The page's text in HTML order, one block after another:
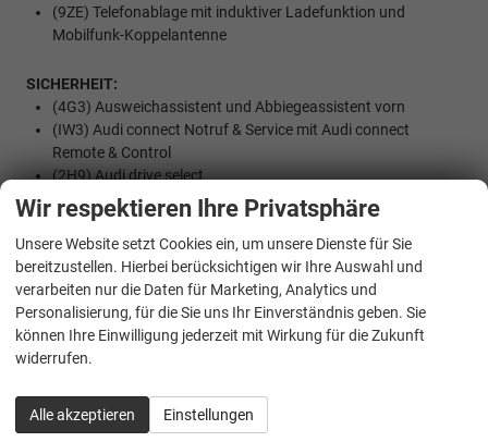
(9ZE) Telefonablage mit induktiver Ladefunktion und
Mobilfunk-Koppelantenne
SICHERHEIT:
(4G3) Ausweichassistent und Abbiegeassistent vorn
(IW3) Audi connect Notruf & Service mit Audi connect
Remote & Control
(2H9) Audi drive select
(4L6) Innenspiegel automatisch abblendend
(1X1) quattro
(7AA) Wegfahrsperre elektronisch
INNENAUSSTATTUNG UND KOMFORT:
(QQ2) Ambiente-Lichtpaket plus
(7P1) 4-Wege-Lendenwirbelstütze für die Vordersitze
(6XK) Außenspiegel elektrisch einstell-, beheizbar und
(4I7) Funkschlüssel ohne Safelock
(6E3) Komfortmittelarmlehne vorn
Wir respektieren Ihre Privatsphäre
Unsere Website setzt Cookies ein, um unsere Dienste für Sie
bereitzustellen. Hierbei berücksichtigen wir Ihre Auswahl und
verarbeiten nur die Daten für Marketing, Analytics und
Personalisierung, für die Sie uns Ihr Einverständnis geben. Sie
können Ihre Einwilligung jederzeit mit Wirkung für die Zukunft
widerrufen.
Alle akzeptieren Einstellungen